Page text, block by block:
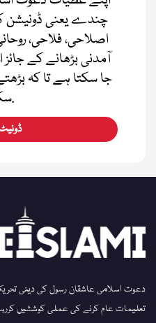
چندے یعنی ڈونیشن
اصلاحی، فلاحی،
آمدنی بڑھانے کے جائز
جا سکتا ہے تا کہ
سکے.
دعوت اسلامی عاشقان رسول کی دینی
تعلیمات عام کرنے کی عملی کوششیں